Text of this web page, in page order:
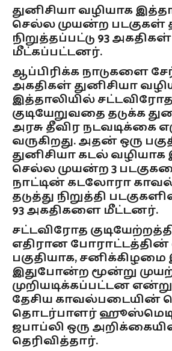
துனிசியா வழியாக
செல்ல முயன்ற படகுகள்
நிறுத்தப்பட்டு 93 அகதிகள்
மீட்கப்பட்டனர்.
ஆப்பிரிக்க நாடுகளை
அகதிகள் துனிசியா
இத்தாலியில்
குடியேறுவதை தடுக்க
அரசு தீவிர நடவடிக்கை
வருகிறது. அதன் ஒரு
துனிசியா கடல் வழியாக
செல்ல முயன்ற 3
நாட்டின் கடலோரா
தடுத்து நிறுத்தி
93 அகதிகளை மீட்டனர்.
சட்டவிரோத
எதிரான போராட்டத்தின்
பகுதியாக, சனிக்கிழமை
இதுபோன்ற மூன்று
முறியடிக்கப்பட்டன என்று
தேசிய காவல்படையின்
தொடர்பாளர்
ஜபாப்லி ஒரு
தெரிவித்தார்.